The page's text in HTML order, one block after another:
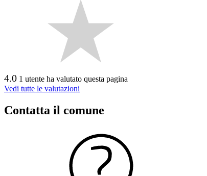
4.0 1 utente ha valutato questa pagina
Vedi tutte le valutazioni
Contatta il comune